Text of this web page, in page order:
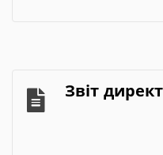
Звіт